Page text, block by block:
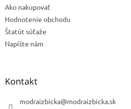
Ako nakupovať
Hodnotenie obchodu
Štatút súťaže
Napíšte nám
Kontakt
modraizbicka@modraizbicka.sk